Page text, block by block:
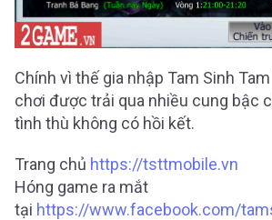
Chính vì thế gia nhập Tam Sinh
chơi được trải qua nhiều cung bậc
tình thù không có hồi kết.
Trang chủ https://tsttmobile.vn
Hóng game ra mắt
tại https://www.facebook.com/